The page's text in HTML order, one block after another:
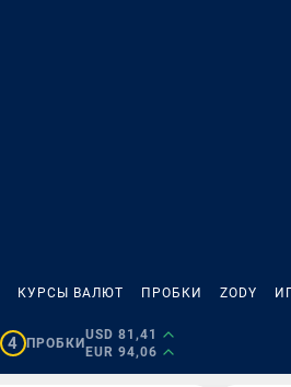
КУРСЫ ВАЛЮТ ПРОБКИ ZODY
4 ПРОБКИ
USD 81,41
EUR 94,06